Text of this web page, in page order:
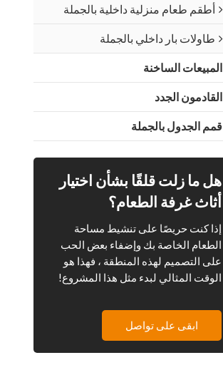
أطقم طعام منزلية داخلية بالجملة
طاولات بار داخلي بالجملة
المبيعات الساخنة
القادمون الجدد
قمم الجدول بالجملة
هل ما زلت قلقًا بشأن اختيار
أثاث غرفة الطعام؟
إذا كنت حريصًا على تنشيط مساحة
الطعام الخاصة بك وإضفاء بعض الحب
على التصميم لهذه المنطقة ، فهذا هو
الوقت المثالي لبدء مثل هذا المشروع!
ابقى على تواصل